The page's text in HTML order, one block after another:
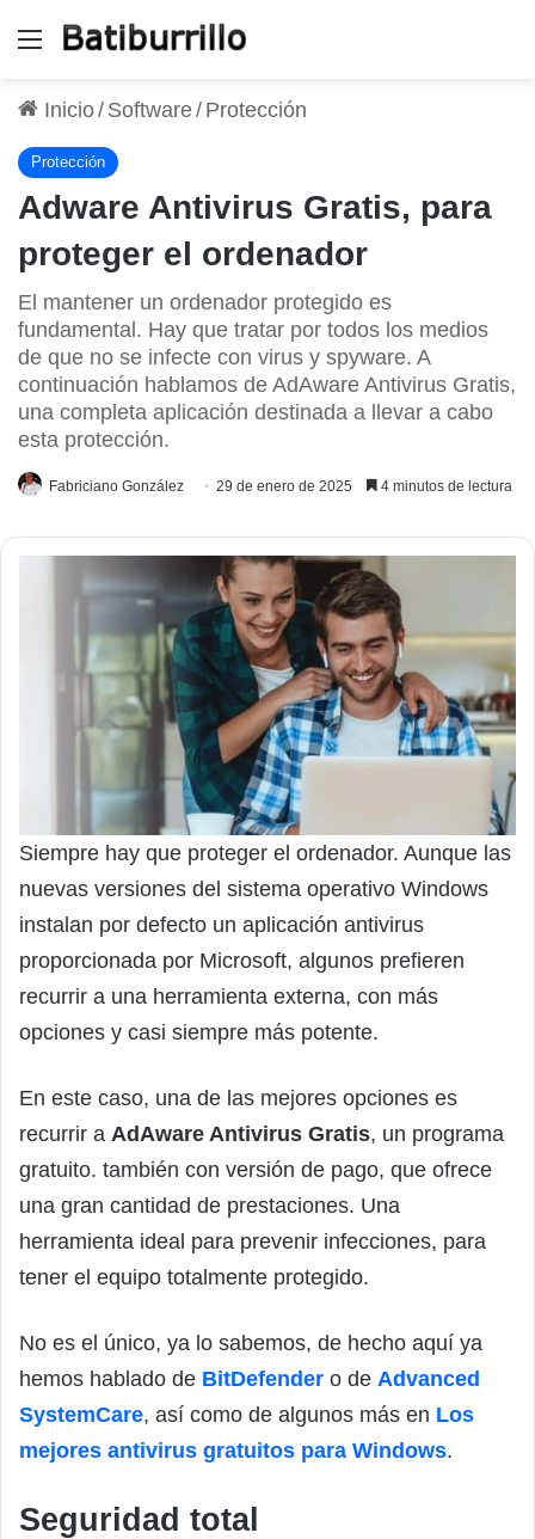
Menú
Inicio/ Software/ Protección
Protección
Adware Antivirus Gratis, para
proteger el ordenador
El mantener un ordenador protegido es
fundamental. Hay que tratar por todos los medios
de que no se infecte con virus y spyware. A
continuación hablamos de AdAware Antivirus Gratis,
una completa aplicación destinada a llevar a cabo
esta protección.
Fabriciano González 29 de enero de 2025 4 minutos de lectura
Siempre hay que proteger el ordenador. Aunque las
nuevas versiones del sistema operativo Windows
instalan por defecto un aplicación antivirus
proporcionada por Microsoft, algunos prefieren
recurrir a una herramienta externa, con más
opciones y casi siempre más potente.
En este caso, una de las mejores opciones es
recurrir a AdAware Antivirus Gratis, un programa
gratuito. también con versión de pago, que ofrece
una gran cantidad de prestaciones. Una
herramienta ideal para prevenir infecciones, para
tener el equipo totalmente protegido.
No es el único, ya lo sabemos, de hecho aquí ya
hemos hablado de BitDefender o de Advanced
SystemCare, así como de algunos más en Los
mejores antivirus gratuitos para Windows.
Seguridad total